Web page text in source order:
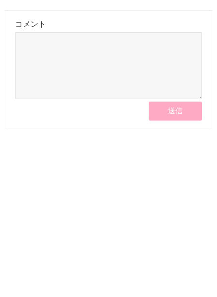
コメント